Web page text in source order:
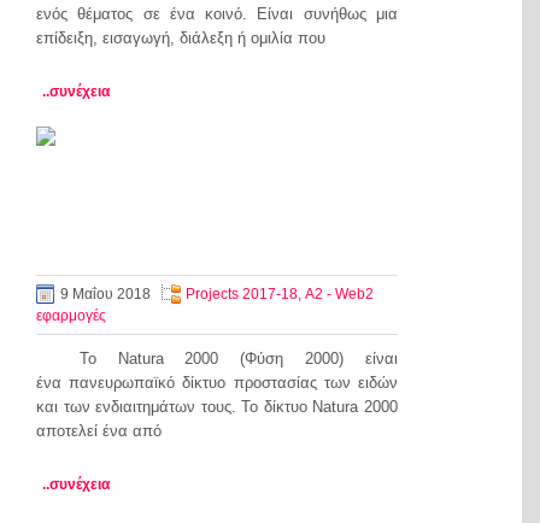
ενός θέματος σε ένα κοινό. Είναι συνήθως μια
επίδειξη, εισαγωγή, διάλεξη ή ομιλία που
..συνέχεια
9 Μαΐου 2018 Projects 2017-18, Α2 - Web2
εφαρμογές
Το Natura 2000 (Φύση 2000) είναι
ένα πανευρωπαϊκό δίκτυο προστασίας των ειδών
και των ενδιαιτημάτων τους. Το δίκτυο Natura 2000
αποτελεί ένα από
..συνέχεια